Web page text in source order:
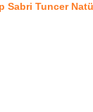
Sabri Tuncer